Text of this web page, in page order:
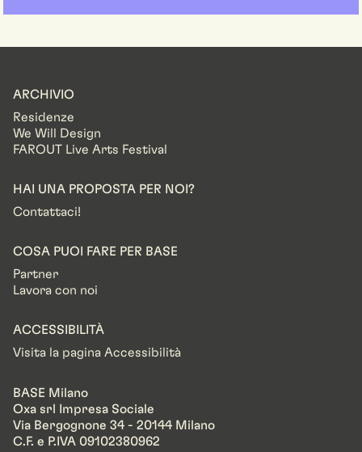
ARCHIVIO
Residenze
We Will Design
FAROUT Live Arts Festival
HAI UNA PROPOSTA PER NOI?
Contattaci!
COSA PUOI FARE PER BASE
Partner
Lavora con noi
ACCESSIBILITÀ
Visita la pagina Accessibilità
BASE Milano
Oxa srl Impresa Sociale
Via Bergognone 34 - 20144 Milano
C.F. e P.IVA 09102380962